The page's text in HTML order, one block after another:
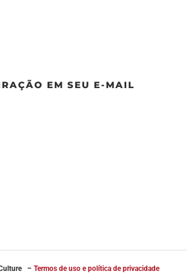
EM SEU E-MAIL
– Termos de uso e política de privacidade